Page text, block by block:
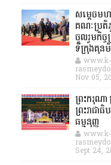
សម្តេចម
គណៈប្រតិ
ចូលរួមកិច្
ទីក្រុងគុន
www.k-
Nov 05,
ព្រះករុណា
ព្រះរាជា
ធម្មនុញ្ញ
www.k-
Sept 24,